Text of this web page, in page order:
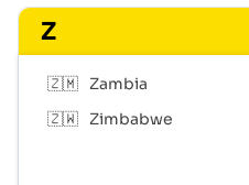
Z
🇿🇲 Zambia
🇿🇼 Zimbabwe